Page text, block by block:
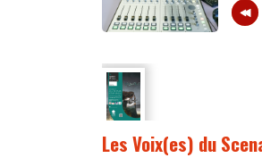
Les Voix(es) du